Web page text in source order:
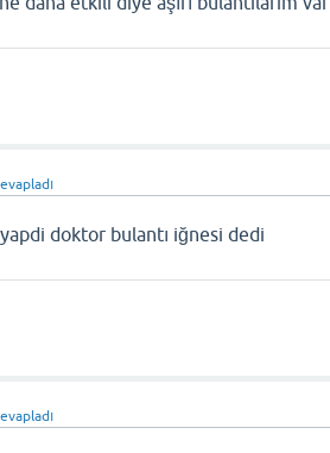
doktor bulantı iğnesi dedi